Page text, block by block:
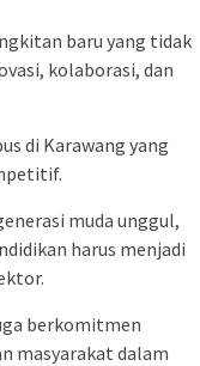
baru yang tidak
kolaborasi, dan
di Karawang yang
muda unggul,
harus menjadi
berkomitmen
masyarakat dalam